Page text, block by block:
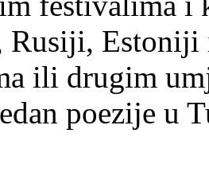
Rusiji, Estoniji
ili drugim
poezije u